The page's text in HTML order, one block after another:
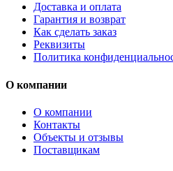
Доставка и оплата
Гарантия и возврат
Как сделать заказ
Реквизиты
Политика
О компании
О компании
Контакты
Объекты и отзывы
Поставщикам